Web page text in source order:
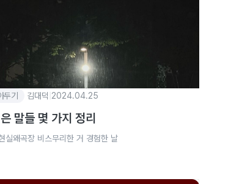
두기 김대덕 2024.04.25
말들 몇 가지 정리
실왜곡장 비스무리한 거 경험한 날